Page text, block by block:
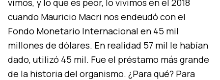
vimos, y lo que es peor, lo vivimos en el 2018
cuando Mauricio Macri nos endeudó con el
Fondo Monetario Internacional en 45 mil
millones de dólares. En realidad 57 mil le habían
dado, utilizó 45 mil. Fue el préstamo más grande
de la historia del organismo. ¿Para qué? Para